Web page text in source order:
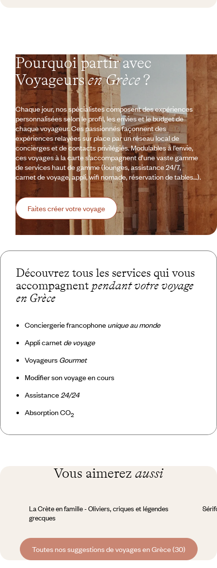
Pourquoi partir avec
Voyageursen Grèce?
Chaque jour, nos spécialistes composent des expériences
personnalisées selon le profil, les envies et le budget de
chaque voyageur. Ces passionnés façonnent des
expériences relayées sur place par un réseau local de
concierges et de contacts privilégiés. Modulables à l’envie,
ces voyages à la carte s’accompagnent d’une vaste gamme
de services haut de gamme (lounges, assistance 24/7,
carnet de voyage, appli, wifi nomade, réservation de tables…).
Faites créer votre voyage
Découvrez tous les services qui vous
accompagnent pendant votre voyage
en Grèce
Conciergerie francophone unique au monde
Appli carnet de voyage
Voyageurs Gourmet
Modifier son voyage en cours
Assistance24/24
Absorption CO2
Vous aimerez aussi
La Crète en famille - Oliviers, criques et légendes
grecques
Toutes nos suggestions de voyages en Grèce (30)